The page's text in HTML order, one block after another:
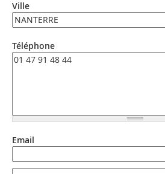
Ville
Téléphone
Email